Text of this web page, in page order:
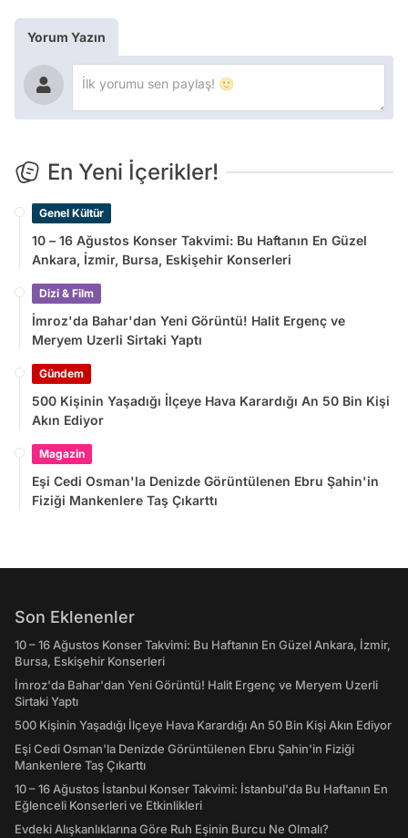
Yorum Yazın
En Yeni İçerikler!
Genel Kültür
10 – 16 Ağustos Konser Takvimi: Bu Haftanın En Güzel
Ankara, İzmir, Bursa, Eskişehir Konserleri
Dizi & Film
İmroz'da Bahar'dan Yeni Görüntü! Halit Ergenç ve
Meryem Uzerli Sirtaki Yaptı
Gündem
500 Kişinin Yaşadığı İlçeye Hava Karardığı An 50 Bin Kişi
Akın Ediyor
Magazin
Eşi Cedi Osman'la Denizde Görüntülenen Ebru Şahin'in
Fiziği Mankenlere Taş Çıkarttı
Son Eklenenler
10 – 16 Ağustos Konser Takvimi: Bu Haftanın En Güzel Ankara, İzmir,
Bursa, Eskişehir Konserleri
İmroz'da Bahar'dan Yeni Görüntü! Halit Ergenç ve Meryem Uzerli
Sirtaki Yaptı
500 Kişinin Yaşadığı İlçeye Hava Karardığı An 50 Bin Kişi Akın Ediyor
Eşi Cedi Osman'la Denizde Görüntülenen Ebru Şahin'in Fiziği
Mankenlere Taş Çıkarttı
10 – 16 Ağustos İstanbul Konser Takvimi: İstanbul'da Bu Haftanın En
Eğlenceli Konserleri ve Etkinlikleri
Evdeki Alışkanlıklarına Göre Ruh Eşinin Burcu Ne Olmalı?